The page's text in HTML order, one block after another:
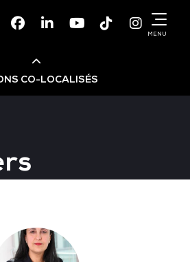
FacebookLinkedinYoutubeTikTok
MENU
CO-LOCALISÉS